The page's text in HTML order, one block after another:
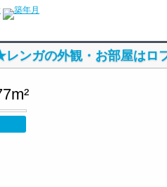
築年月
ンガの外観・お部屋はロ